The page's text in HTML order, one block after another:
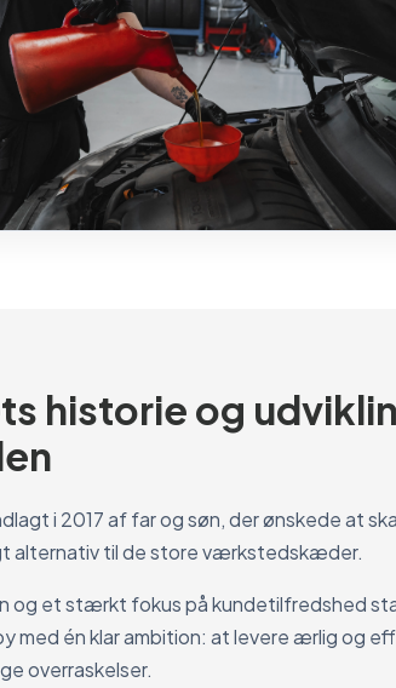
historie og
i 2017 af far og søn, der ønskede at
alternativ til de store værkstedskæder.
og et stærkt fokus på kundetilfredshed
med én klar ambition: at levere ærlig og
overraskelser.